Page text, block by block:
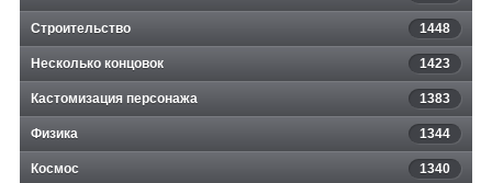
Строительство 1448
Несколько концовок 1423
Кастомизация персонажа 1383
Физика 1344
Космос 1340